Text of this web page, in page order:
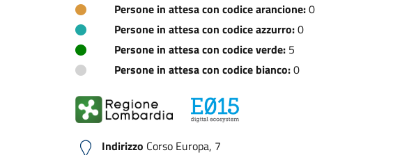
Persone in attesa con codice arancione:0
Persone in attesa con codice azzurro:0
Persone in attesa con codice verde: 5
Persone in attesa con codice bianco:0
Indirizzo Corso Europa, 7